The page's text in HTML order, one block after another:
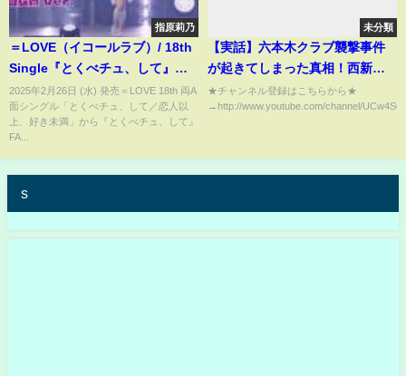
指原莉乃
＝LOVE（イコールラブ）/ 18th
Single『とくべチュ、して』
FAN CAM “野口衣織” ver.
2025年2月26日 (水) 発売​＝LOVE 18th 両A
面シングル「とくべチュ、して／恋人以
上、好き未満」から『とくべチュ、して』
FA...
未分類
【実話】六本木クラブ襲撃事件
が起きてしまった真相！西新宿
襲撃事件が関係しており「ある
人物達」の罠だった。【アニ
★チャンネル登録はこちらから★
→http://www.youtube.com/channel/
s